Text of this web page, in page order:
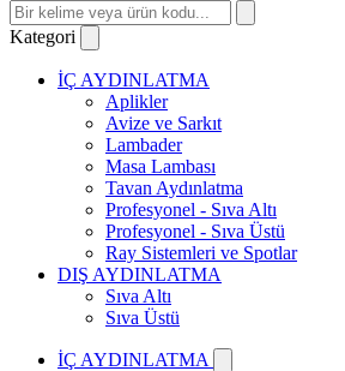
Kategori
İÇ AYDINLATMA
Aplikler
Avize ve Sarkıt
Lambader
Masa Lambası
Tavan Aydınlatma
Profesyonel - Sıva Altı
Profesyonel - Sıva Üstü
Ray Sistemleri ve Spotlar
DIŞ AYDINLATMA
Sıva Altı
Sıva Üstü
İÇ AYDINLATMA